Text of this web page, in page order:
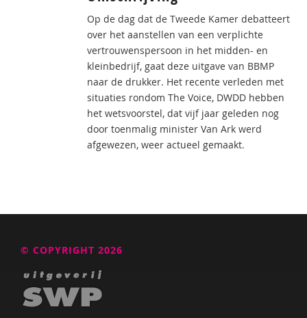
Op de dag dat de Tweede Kamer debatteert
over het aanstellen van een verplichte
vertrouwenspersoon in het midden- en
kleinbedrijf, gaat deze uitgave van BBMP
naar de drukker. Het recente verleden met
situaties rondom The Voice, DWDD hebben
het wetsvoorstel, dat vijf jaar geleden nog
door toenmalig minister Van Ark werd
afgewezen, weer actueel gemaakt.
© COPYRIGHT 2026